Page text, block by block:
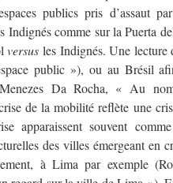
publics pris d’assaut
Indignés comme sur la Puerta
versus les Indignés. Une lecture
public »), ou au Brésil
Da Rocha, « Au
de la mobilité reflète une
apparaissent souvent
des villes émergeant en
à Lima par exemple